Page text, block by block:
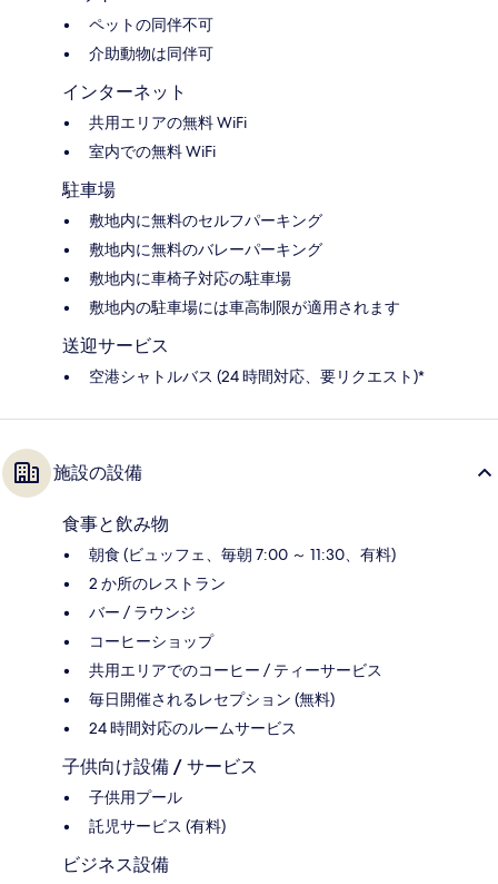
ペットの同伴不可
介助動物は同伴可
インターネット
共用エリアの無料 WiFi
室内での無料 WiFi
駐車場
敷地内に無料のセルフパーキング
敷地内に無料のバレーパーキング
敷地内に車椅子対応の駐車場
敷地内の駐車場には車高制限が適用されます
送迎サービス
空港シャトルバス (24 時間対応、要リクエスト)*
施設の設備
食事と飲み物
朝食 (ビュッフェ、毎朝 7:00 ～ 11:30、有料)
2 か所のレストラン
バー / ラウンジ
コーヒーショップ
共用エリアでのコーヒー / ティーサービス
毎日開催されるレセプション (無料)
24 時間対応のルームサービス
子供向け設備 / サービス
子供用プール
託児サービス (有料)
ビジネス設備